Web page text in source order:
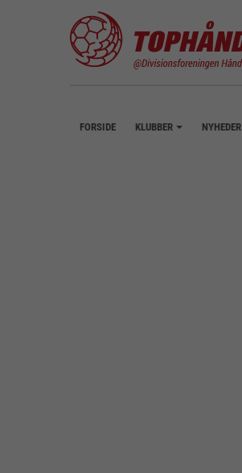
FORSIDE KLUBBER NYHEDER